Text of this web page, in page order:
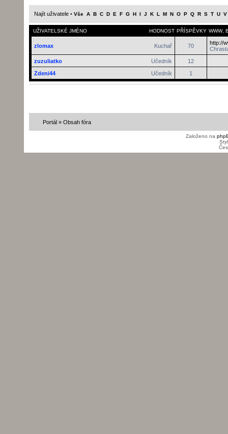
Najít uživatele• Vše A B C D E F G H I J K L M N O P Q R S T U V
HODNOST
UŽIVATELSKÉ JMÉNO PŘÍSPĚVKY WWW,
Kuchař
zlomax 70
http://
Učedník
zuzuliatko
12
Učedník
Zdeni44 1
Portál» Obsah fóra
Založeno na